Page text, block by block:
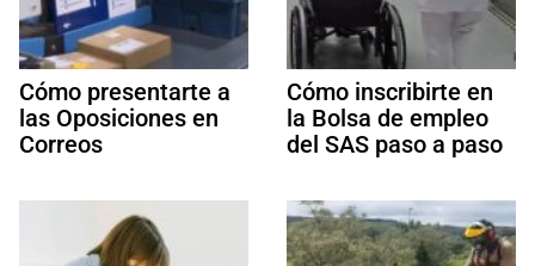
Cómo presentarte a
las Oposiciones en
Correos
Cómo inscribirte en
la Bolsa de empleo
del SAS paso a paso